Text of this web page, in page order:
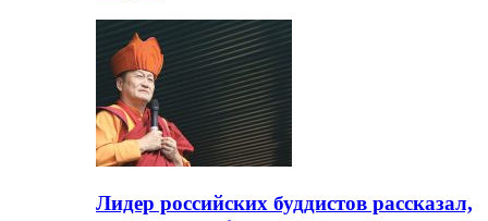
Лидер российских буддистов рассказал,